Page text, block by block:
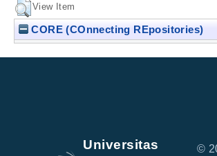
View Item
CORE (COnnecting REpositories)
Universitas
©